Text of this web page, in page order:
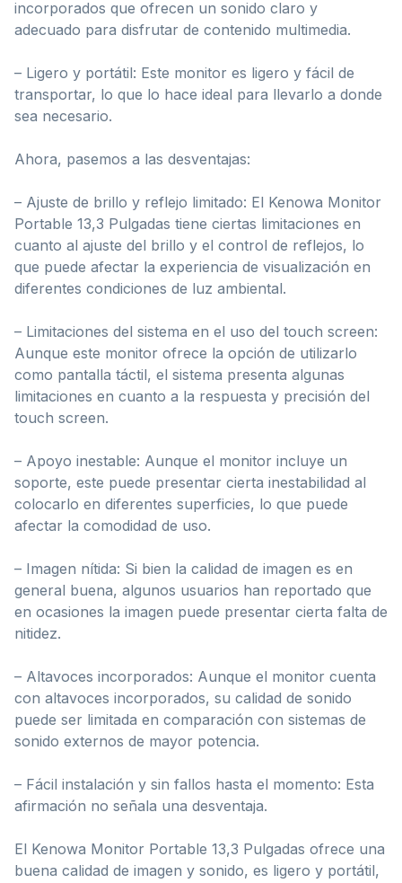
incorporados que ofrecen un sonido claro y
adecuado para disfrutar de contenido multimedia.
– Ligero y portátil: Este monitor es ligero y fácil de
transportar, lo que lo hace ideal para llevarlo a donde
sea necesario.
Ahora, pasemos a las desventajas:
– Ajuste de brillo y reflejo limitado: El Kenowa Monitor
Portable 13,3 Pulgadas tiene ciertas limitaciones en
cuanto al ajuste del brillo y el control de reflejos, lo
que puede afectar la experiencia de visualización en
diferentes condiciones de luz ambiental.
– Limitaciones del sistema en el uso del touch screen:
Aunque este monitor ofrece la opción de utilizarlo
como pantalla táctil, el sistema presenta algunas
limitaciones en cuanto a la respuesta y precisión del
touch screen.
– Apoyo inestable: Aunque el monitor incluye un
soporte, este puede presentar cierta inestabilidad al
colocarlo en diferentes superficies, lo que puede
afectar la comodidad de uso.
– Imagen nítida: Si bien la calidad de imagen es en
general buena, algunos usuarios han reportado que
en ocasiones la imagen puede presentar cierta falta de
nitidez.
– Altavoces incorporados: Aunque el monitor cuenta
con altavoces incorporados, su calidad de sonido
puede ser limitada en comparación con sistemas de
sonido externos de mayor potencia.
– Fácil instalación y sin fallos hasta el momento: Esta
afirmación no señala una desventaja.
El Kenowa Monitor Portable 13,3 Pulgadas ofrece una
buena calidad de imagen y sonido, es ligero y portátil,